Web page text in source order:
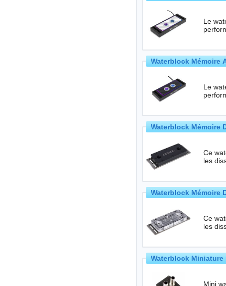
Le
Waterblock Mémoire
Le
Waterblock Mémoire
Ce
les
Waterblock Mémoire
Ce
les
Waterblock
Mini